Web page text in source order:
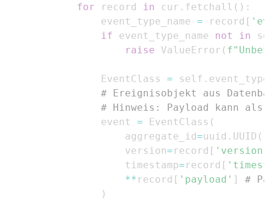
for record in cur . fetchall ( ) :
                event_type_name
= record [
if event_type_name not in
raise ValueError (
                EventClass
= self .
# Ereignisobjekt aus
# Hinweis: Payload kann
                event
= EventClass (
                    aggregate_id
=uuid . UUID (
                    version
= record [ 'version'
                    timestamp
= record [
** record [ 'payload' ]
#
)